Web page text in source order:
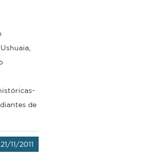
de
21/11/2011